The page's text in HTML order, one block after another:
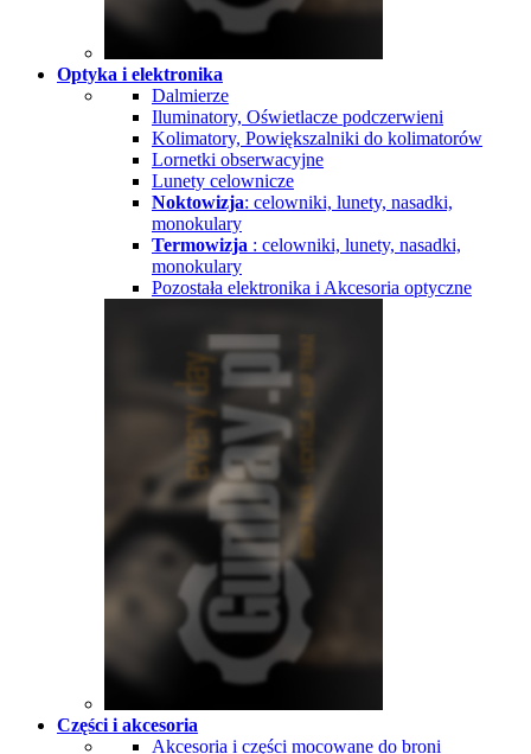
Optyka i elektronika
Dalmierze
Iluminatory, Oświetlacze podczerwieni
Kolimatory, Powiększalniki do kolimatorów
Lornetki obserwacyjne
Lunety celownicze
Noktowizja: celowniki, lunety, nasadki,
monokulary
Termowizja : celowniki, lunety, nasadki,
monokulary
Pozostała elektronika i Akcesoria optyczne
Części i akcesoria
Akcesoria i części mocowane do broni